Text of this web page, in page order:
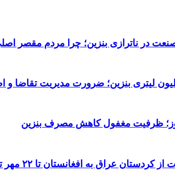
در ناترازی بنزین؛ چرا مردم مقصر
ظرفیت مغفول کاهش مصرف بنزین
عراق به افغانستان تا ۲۲ مهر تمدید شد